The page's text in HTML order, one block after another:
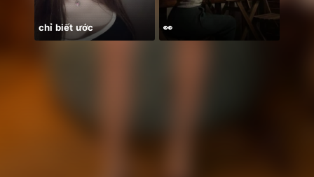
chỉ biết ước 👀